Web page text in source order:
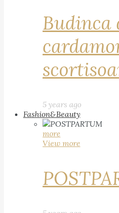
Budinca
5 years ago
Fashion&Beauty
more
View more